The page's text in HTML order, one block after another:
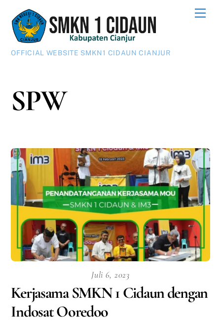
content
OFFICIAL WEBSITE SMKN1 CIDAUN CIANJUR
SPW
Juli 6, 2023
Kerjasama SMKN 1 Cidaun dengan
Indosat Ooredoo